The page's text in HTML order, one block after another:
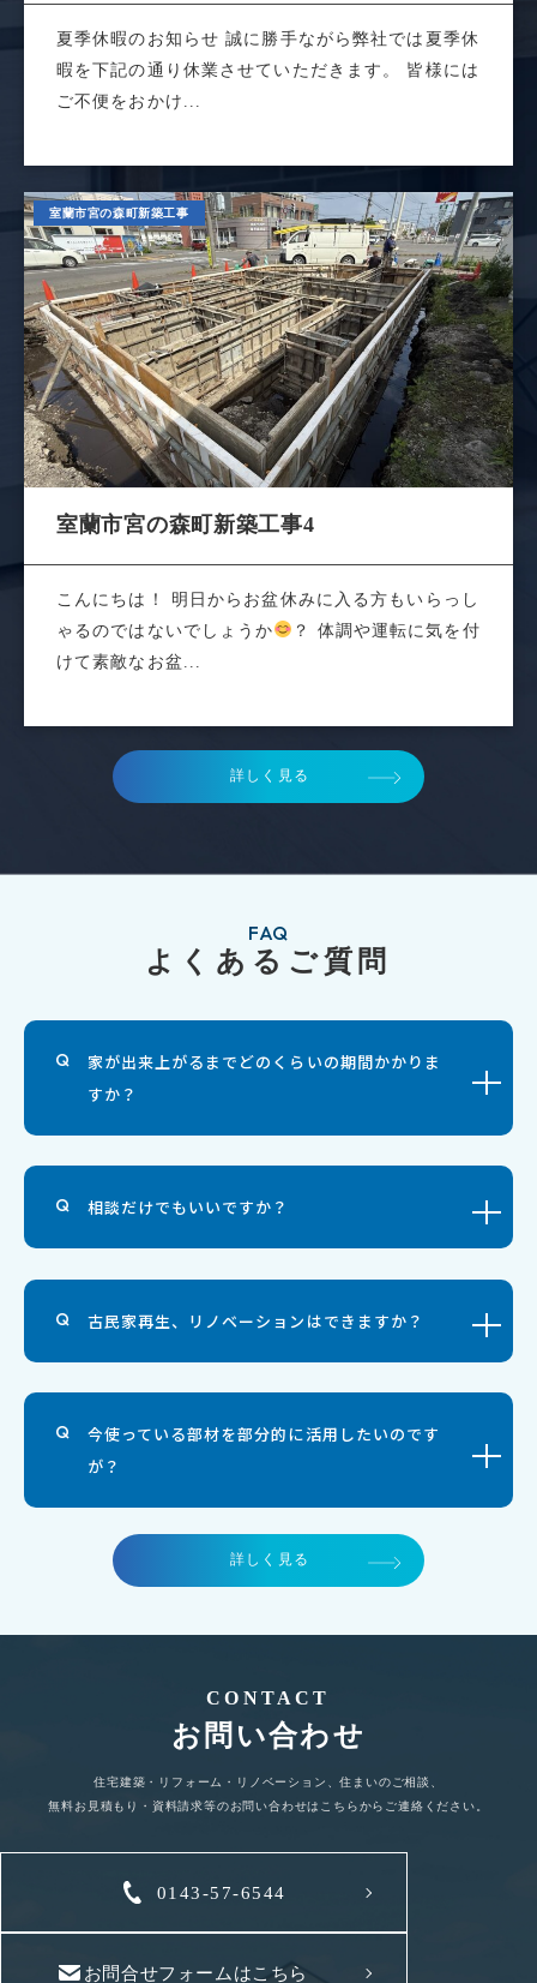
夏季休暇のお知らせ 誠に勝手ながら弊社では夏季休
暇を下記の通り休業させていただきます。 皆様には
ご不便をおかけ...
室蘭市宮の森町新築工事
室蘭市宮の森町新築工事4
こんにちは！ 明日からお盆休みに入る方もいらっし
ゃるのではないでしょうか
？ 体調や運転に気を付
けて素敵なお盆...
詳しく見る
FAQ
よくあるご質問
家が出来上がるまでどのくらいの期間かかりま
すか？
相談だけでもいいですか？
古民家再生、リノベーションはできますか？
今使っている部材を部分的に活用したいのです
が？
詳しく見る
CONTACT
お問い合わせ
住宅建築・リフォーム・リノベーション、住まいのご相談、
無料お見積もり・資料請求等のお問い合わせはこちらからご連絡ください。
0143-57-6544
お問合せフォームはこちら